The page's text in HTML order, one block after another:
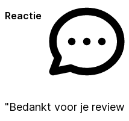
Reactie
"Bedankt voor je review